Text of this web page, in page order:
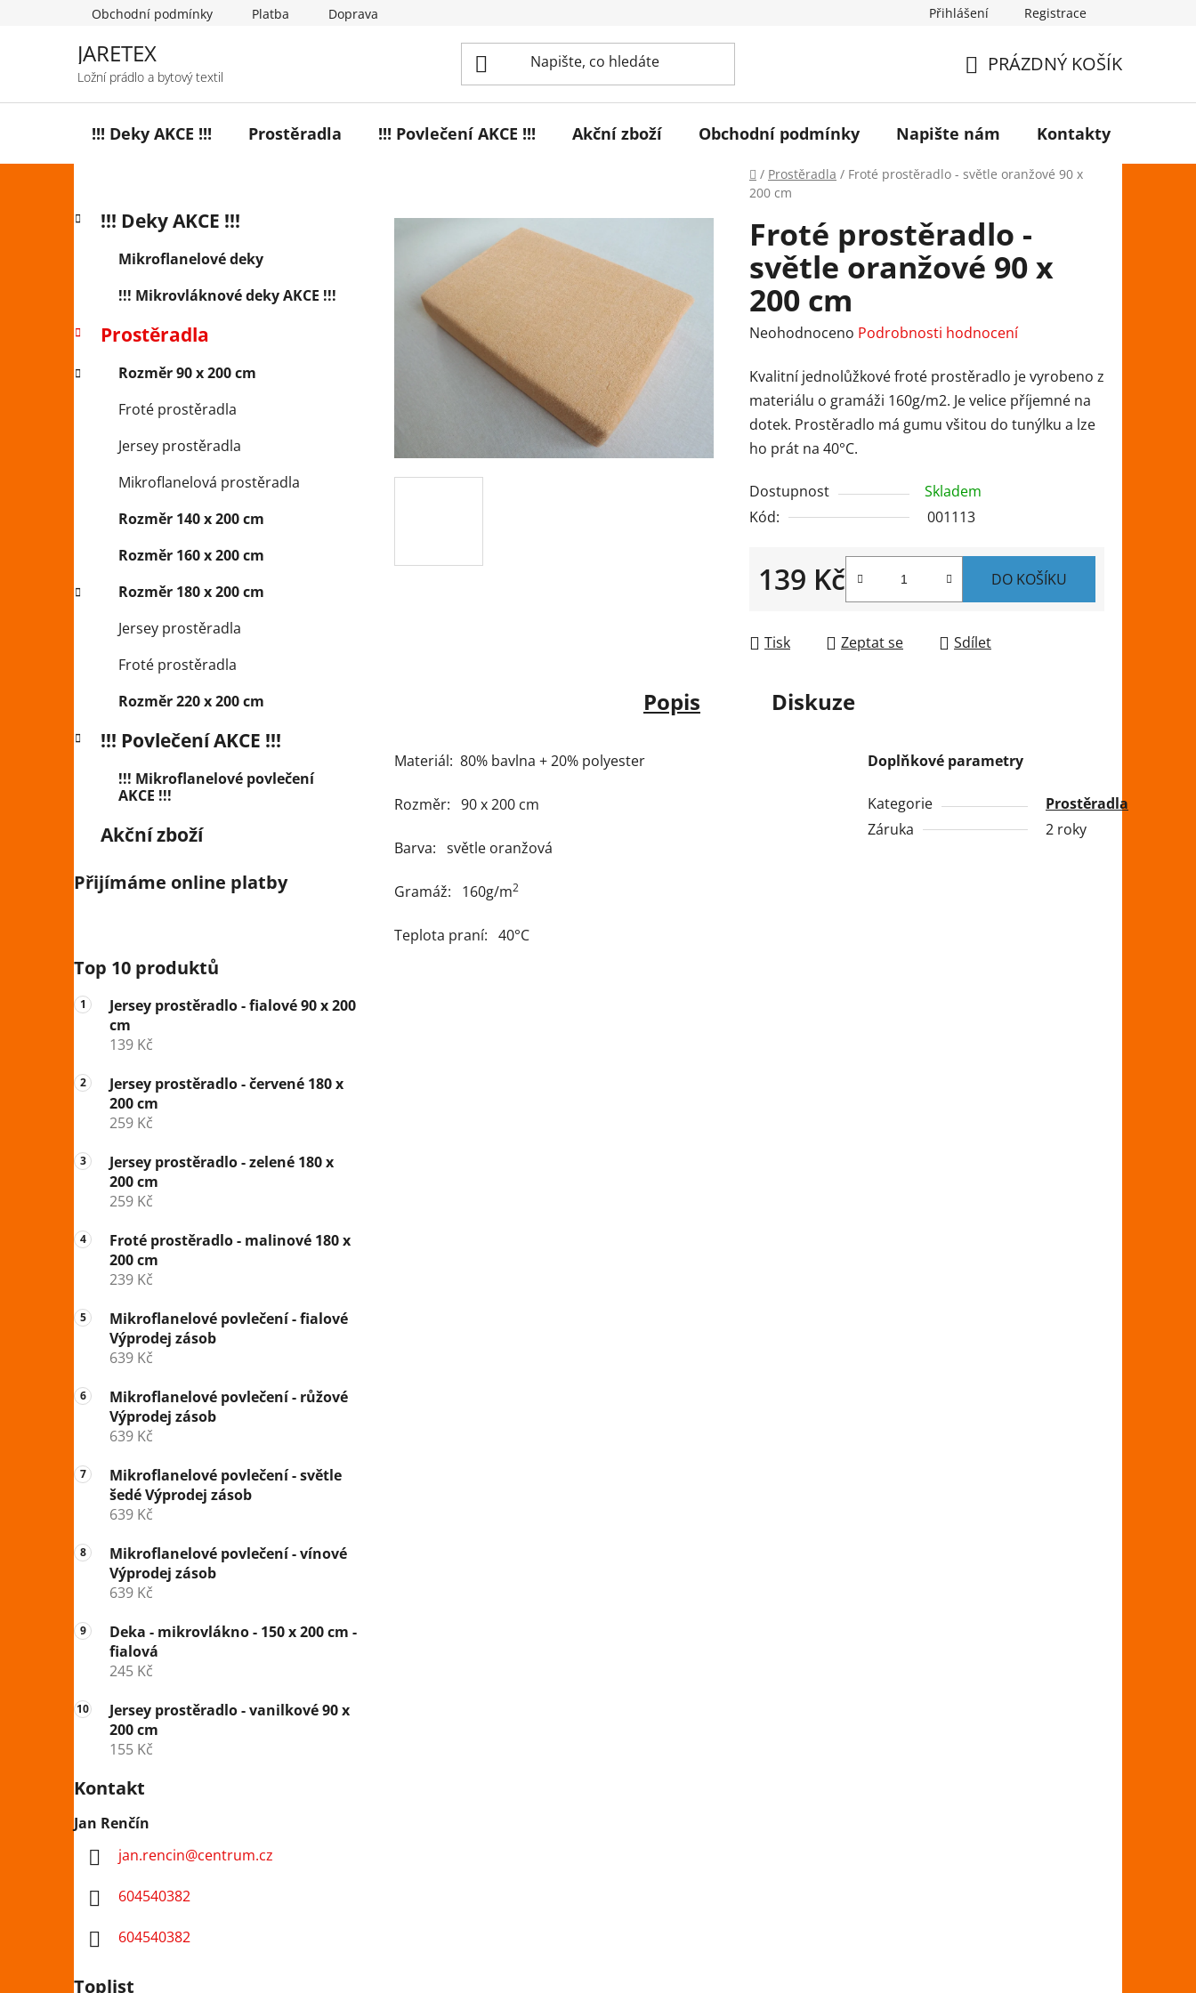
Obchodní podmínky Platba Doprava Přihlášení Registrace
JARETEX
Ložní prádlo a bytový textil
KOŠÍK
PRÁZDNÝ KOŠÍK
!!! Deky AKCE !!! Prostěradla !!! Povlečení AKCE !!! Akční zboží Obchodní podmínky Napište nám Kontakty
Domů
/ Prostěradla / Froté prostěradlo - světle oranžové 90 x
200 cm
P
a
n
kategorie
K
a
r
e
!!! Deky AKCE !!!
Mikroflanelové deky
!!! Mikrovláknové deky AKCE !!!
Prostěradla
Rozměr 90 x 200 cm
Froté prostěradla
Jersey prostěradla
Mikroflanelová prostěradla
Rozměr 140 x 200 cm
Rozměr 160 x 200 cm
Rozměr 180 x 200 cm
Jersey prostěradla
Froté prostěradla
Rozměr 220 x 200 cm
!!! Povlečení AKCE !!!
!!! Mikroflanelové povlečení
AKCE !!!
Akční zboží
Přijímáme online platby
Top 10 produktů
Jersey prostěradlo - fialové 90 x 200
cm
139 Kč
Jersey prostěradlo - červené 180 x
200 cm
259 Kč
Jersey prostěradlo - zelené 180 x
200 cm
259 Kč
Froté prostěradlo - malinové 180 x
200 cm
239 Kč
Mikroflanelové povlečení - fialové
Výprodej zásob
639 Kč
Mikroflanelové povlečení - růžové
Výprodej zásob
639 Kč
Mikroflanelové povlečení - světle
šedé Výprodej zásob
639 Kč
Mikroflanelové povlečení - vínové
Výprodej zásob
639 Kč
Deka - mikrovlákno - 150 x 200 cm -
fialová
245 Kč
Jersey prostěradlo - vanilkové 90 x
200 cm
155 Kč
Kontakt
Jan Renčín
jan.rencin@centrum.cz
604540382
604540382
Toplist
Froté prostěradlo -
světle oranžové 90 x
200 cm
Průměrné
produktu
je
0,0
z
hvězdiček.
Neohodnoceno Podrobnosti hodnocení
Kvalitní jednolůžkové froté prostěradlo je vyrobeno z
materiálu o gramáži 160g/m2. Je velice příjemné na
dotek. Prostěradlo má gumu všitou do tunýlku a lze
ho prát na 40°C.
Dostupnost
Skladem
Kód:
001113
139 Kč DO KOŠÍKU
Tisk Zeptat se Sdílet
Popis Diskuze
Materiál: 80% bavlna + 20% polyester
Rozměr: 90 x 200 cm
Barva: světle oranžová
Gramáž: 160g/m2
Teplota praní: 40°C
Doplňkové parametry
Kategorie
Prostěradla
Záruka
2 roky